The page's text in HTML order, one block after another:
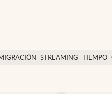
STREAMING TIEMPO